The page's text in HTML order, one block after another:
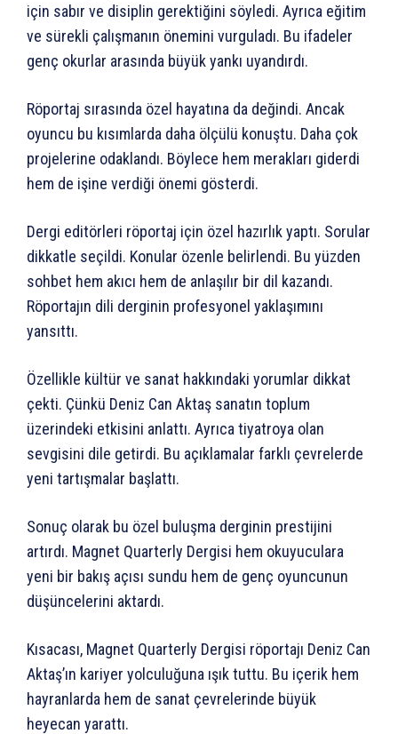
için sabır ve disiplin gerektiğini söyledi. Ayrıca eğitim
ve sürekli çalışmanın önemini vurguladı. Bu ifadeler
genç okurlar arasında büyük yankı uyandırdı.
Röportaj sırasında özel hayatına da değindi. Ancak
oyuncu bu kısımlarda daha ölçülü konuştu. Daha çok
projelerine odaklandı. Böylece hem merakları giderdi
hem de işine verdiği önemi gösterdi.
Dergi editörleri röportaj için özel hazırlık yaptı. Sorular
dikkatle seçildi. Konular özenle belirlendi. Bu yüzden
sohbet hem akıcı hem de anlaşılır bir dil kazandı.
Röportajın dili derginin profesyonel yaklaşımını
yansıttı.
Özellikle kültür ve sanat hakkındaki yorumlar dikkat
çekti. Çünkü Deniz Can Aktaş sanatın toplum
üzerindeki etkisini anlattı. Ayrıca tiyatroya olan
sevgisini dile getirdi. Bu açıklamalar farklı çevrelerde
yeni tartışmalar başlattı.
Sonuç olarak bu özel buluşma derginin prestijini
artırdı. Magnet Quarterly Dergisi hem okuyuculara
yeni bir bakış açısı sundu hem de genç oyuncunun
düşüncelerini aktardı.
Kısacası, Magnet Quarterly Dergisi röportajı Deniz Can
Aktaş’ın kariyer yolculuğuna ışık tuttu. Bu içerik hem
hayranlarda hem de sanat çevrelerinde büyük
heyecan yarattı.